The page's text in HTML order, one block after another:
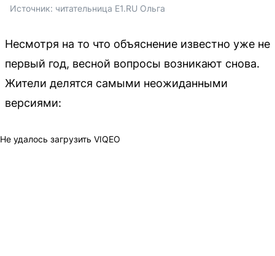
Источник: читательница E1.RU Ольга
Несмотря на то что объяснение известно уже не
первый год, весной вопросы возникают снова.
Жители делятся самыми неожиданными
версиями:
Не удалось загрузить VIQEO